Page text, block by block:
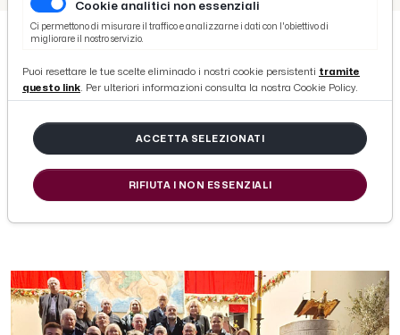
Al Duomo di Ascoli Piceno Messa di
Pasqua animata dalla Corale
ascolana "Mater Gratiae"
di Redazione Picenotime
Cookie analitici non essenziali
Ci permettono di misurare il traffico e analizzarne i dati con l'obiettivo di
migliorare il nostro servizio.
Puoi resettare le tue scelte eliminado i nostri cookie persistenti tramite
questo link. Per ulteriori informazioni consulta la nostra Cookie Policy.
ACCETTA SELEZIONATI
RIFIUTA I NON ESSENZIALI
Ciclismo